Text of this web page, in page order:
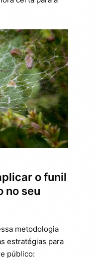
o funil
no seu
metodologia
estratégias para
público: